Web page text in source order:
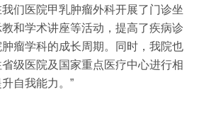
们医院甲乳肿瘤外科开展了门诊坐
和学术讲座等活动，提高了疾病诊
瘤学科的成长周期。同时，我院也
级医院及国家重点医疗中心进行相
自我能力。”